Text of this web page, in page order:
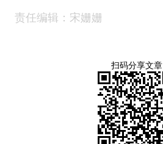
责任编辑：宋姗姗
扫码分享文章